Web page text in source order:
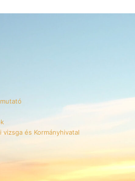
vizsga és Kormányhivatal